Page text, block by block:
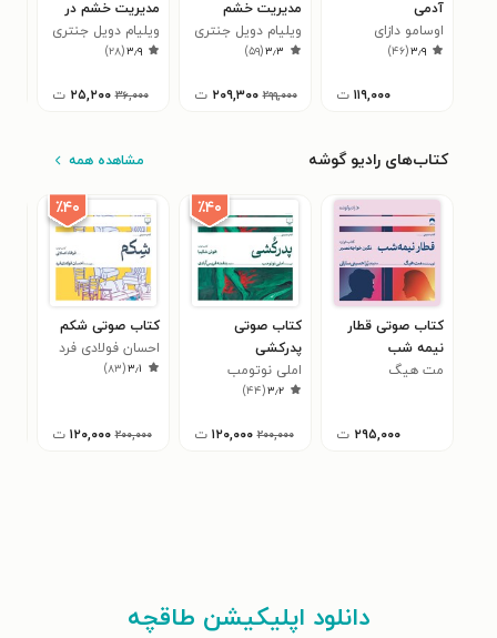
آدمی
اوسامو دازای
۳٫۹(۴۶)
۱۱۹,۰۰۰ ت
مدیریت خشم
ویلیام دویل جنتری
۳٫۳(۵۹)
۲۹۹,۰۰۰ ۲۰۹,۳۰۰ ت
مدیریت خشم در
رابطه‌های کلیدی
ویلیام دویل جنتری
۳٫۹(۲۸)
۳۶,۰۰۰ ۲۵,۲۰۰ ت
کتاب‌های رادیو گوشه مشاهده همه
کتاب صوتی قطار
نیمه شب
مت هیگ
۲۹۵,۰۰۰ ت
٪۴۰
کتاب صوتی
پدرکشی
املی نوتومب
۳٫۲(۴۴)
۲۰۰,۰۰۰ ۱۲۰,۰۰۰ ت
٪۴۰
کتاب صوتی شکم
احسان فولادی فرد
۳٫۱(۸۳)
۲۰۰,۰۰۰ ۱۲۰,۰۰۰ ت
دانلود اپلیکیشن طاقچه